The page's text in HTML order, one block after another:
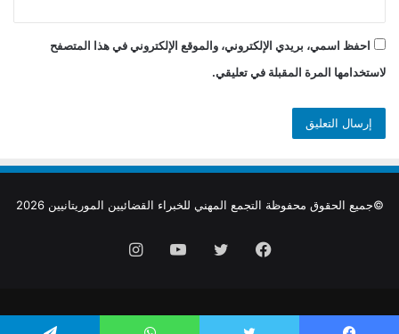
احفظ اسمي، بريدي الإلكتروني، والموقع الإلكتروني في هذا المتصفح
لاستخدامها المرة المقبلة في تعليقي.
©جميع الحقوق محفوظة التجمع المهني للخبراء القضائيين الموريتانيين 2026
فيسبوك تويتر يوتيوبانستقرام